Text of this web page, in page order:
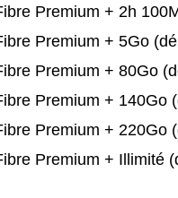
Premium + 2h
Premium + 5Go
Premium + 80Go
Premium + 140Go
Premium + 220Go
Premium + Illimité